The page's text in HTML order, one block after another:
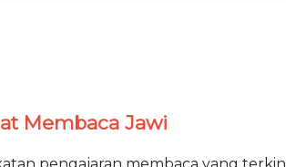
Membaca Jawi